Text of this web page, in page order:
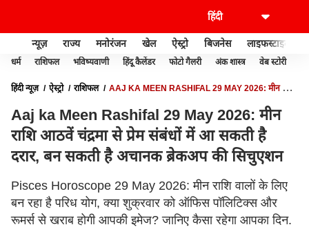
न्यूज़ राज्य मनोरंजन खेल ऐस्ट्रो बिजनेस लाइफस्टाइल
धर्म राशिफल भविष्यवाणी हिंदू कैलेंडर फोटो गैलरी अंक शास्त्र वेब स्टोरी
हिंदी न्यूज़ ऐस्ट्रो राशिफल
AAJ KA MEEN RASHIFAL 29 MAY 2026: मीन राशि
Aaj ka Meen Rashifal 29 May 2026: मीन
राशि आठवें चंद्रमा से प्रेम संबंधों में आ सकती है
दरार, बन सकती है अचानक ब्रेकअप की सिचुएशन
Pisces Horoscope 29 May 2026: मीन राशि वालों के लिए
बन रहा है परिध योग, क्या शुक्रवार को ऑफिस पॉलिटिक्स और
रूमर्स से खराब होगी आपकी इमेज? जानिए कैसा रहेगा आपका दिन.